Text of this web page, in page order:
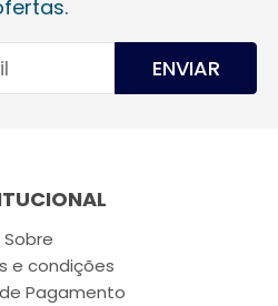
ENVIAR
Sobre
e condições
Pagamento